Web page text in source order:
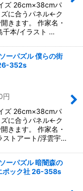
ズ 26cm×38cmパ
に合うパネル←ク
きます。 作家名・
千本/イラスト …
パズル 僕らの街
352s
円
ズ 26cm×38cmパ
に合うパネル←ク
きます。 作家名・
ストアート/浮雲宇…
パズル 暗闇森の
ポック社 26-358s